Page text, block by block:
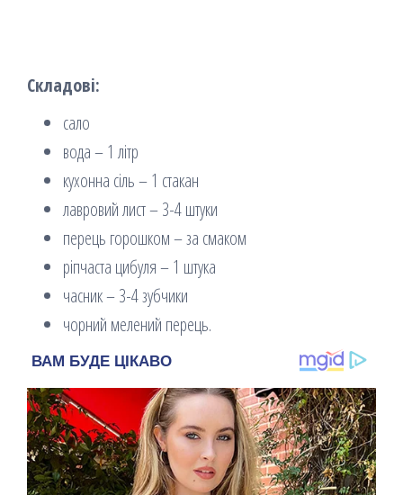
Складові:
сало
вода – 1 літр
кухонна сіль – 1 стакан
лавровий лист – 3-4 штуки
перець горошком – за смаком
ріпчаста цибуля – 1 штука
часник – 3-4 зубчики
чорний мелений перець.